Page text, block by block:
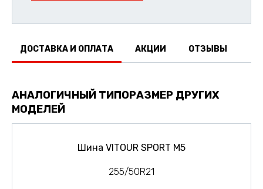
ДОСТАВКА И ОПЛАТА АКЦИИ ОТЗЫВЫ
АНАЛОГИЧНЫЙ ТИПОРАЗМЕР ДРУГИХ
МОДЕЛЕЙ
Шина VITOUR SPORT M5
255/50R21